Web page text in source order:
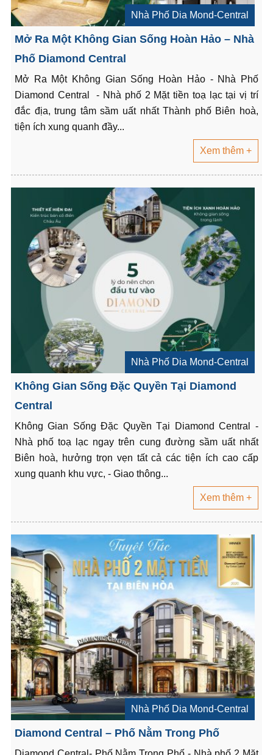
Nhà Phố Dia Mond-Central
Mở Ra Một Không Gian Sống Hoàn Hảo – Nhà
Phố Diamond Central
Mở Ra Một Không Gian Sống Hoàn Hảo - Nhà Phố
Diamond Central - Nhà phố 2 Mặt tiền toạ lạc tại vị trí
đắc địa, trung tâm sầm uất nhất Thành phố Biên hoà,
tiện ích xung quanh đầy...
Xem thêm +
Nhà Phố Dia Mond-Central
Không Gian Sống Đặc Quyền Tại Diamond
Central
Không Gian Sống Đặc Quyền Tại Diamond Central -
Nhà phố toạ lạc ngay trên cung đường sầm uất nhất
Biên hoà, hưởng trọn vẹn tất cả các tiện ích cao cấp
xung quanh khu vực, - Giao thông...
Xem thêm +
Nhà Phố Dia Mond-Central
Diamond Central – Phố Nằm Trong Phố